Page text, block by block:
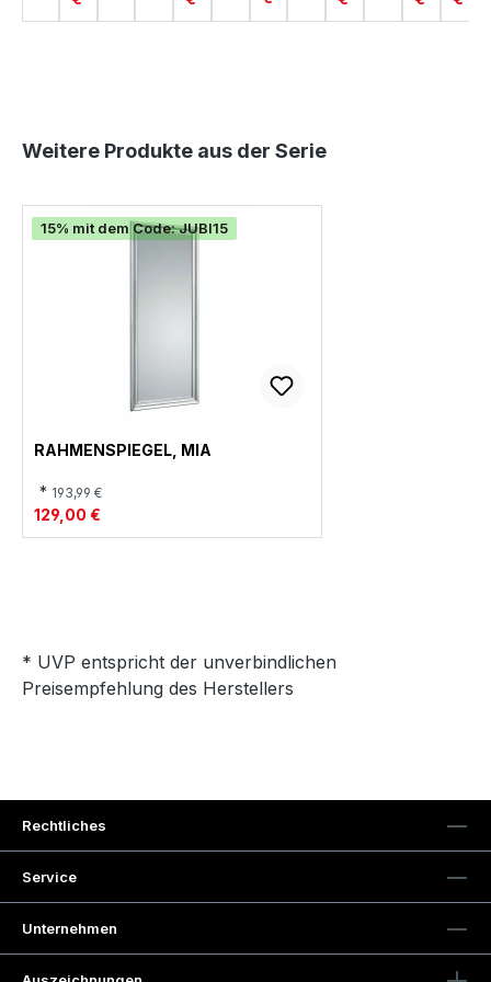
Produktgalerie überspringen
Weitere Produkte aus der Serie
15% mit dem Code: JUBI15
RAHMENSPIEGEL, MIA
* 193,99 €
129,00 €
* UVP entspricht der unverbindlichen
Preisempfehlung des Herstellers
Rechtliches
Service
Unternehmen